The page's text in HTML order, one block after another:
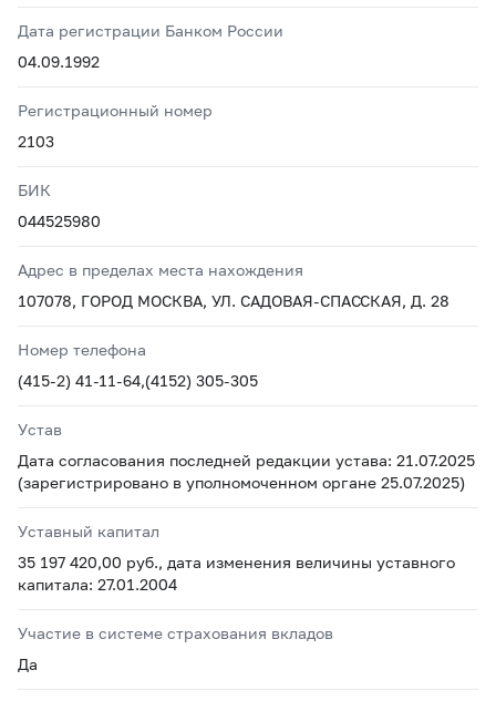
Дата регистрации Банком России
04.09.1992
Регистрационный номер
2103
БИК
044525980
Адрес в пределах места нахождения
107078, ГОРОД МОСКВА, УЛ. САДОВАЯ-СПАССКАЯ, Д. 28
Номер телефона
(415-2) 41-11-64,(4152) 305-305
Устав
Дата согласования последней редакции устава: 21.07.2025
(зарегистрировано в уполномоченном органе 25.07.2025)
Уставный капитал
35 197 420,00 руб., дата изменения величины уставного
капитала: 27.01.2004
Участие в системе страхования вкладов
Да